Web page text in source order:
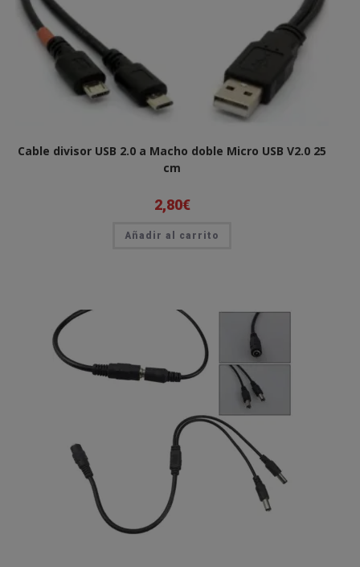
Cable divisor USB 2.0 a Macho doble Micro USB V2.0 25
cm
2,80€
Añadir al carrito